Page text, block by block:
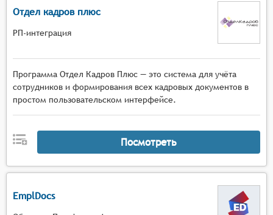
Отдел кадров плюс
РП-интеграция
Программа Отдел Кадров Плюс — это система для учёта
сотрудников и формирования всех кадровых документов в
простом пользовательском интерфейсе.
Посмотреть
EmplDocs